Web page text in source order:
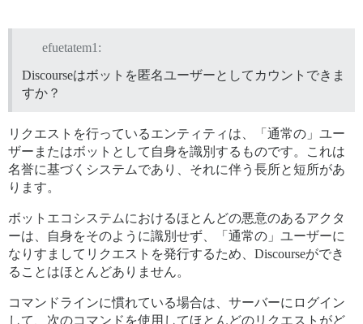
efuetatem1:
Discourseはボットを匿名ユーザーとしてカウントできま
すか？
リクエストを行っているエンティティは、「通常の」ユー
ザーまたはボットとして自身を識別するものです。これは
名誉に基づくシステムであり、それに伴う長所と短所があ
ります。
ボットエコシステムにおけるほとんどの悪意のあるアクタ
ーは、自身をそのように識別せず、「通常の」ユーザーに
なりすましてリクエストを発行するため、Discourseができ
ることはほとんどありません。
コマンドラインに慣れている場合は、サーバーにログイン
して、次のコマンドを使用してほとんどのリクエストがど